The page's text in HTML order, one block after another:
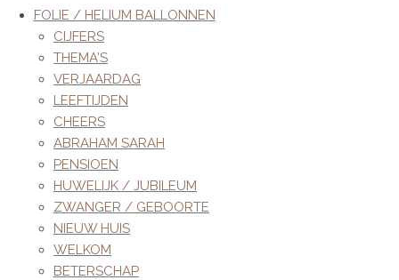
FOLIE / HELIUM BALLONNEN
CIJFERS
THEMA'S
VERJAARDAG
LEEFTIJDEN
CHEERS
ABRAHAM SARAH
PENSIOEN
HUWELIJK / JUBILEUM
ZWANGER / GEBOORTE
NIEUW HUIS
WELKOM
BETERSCHAP